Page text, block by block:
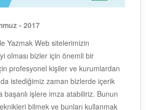
- 2017
Yazmak Web sitelerimizin
olması bizler için önemli bir
profesyonel kişiler ve kurumlardan
da istediğimiz zaman bizlerde içerik
işlere imza atabiliriz. Bunun
bilmek ve bunları kullanmak